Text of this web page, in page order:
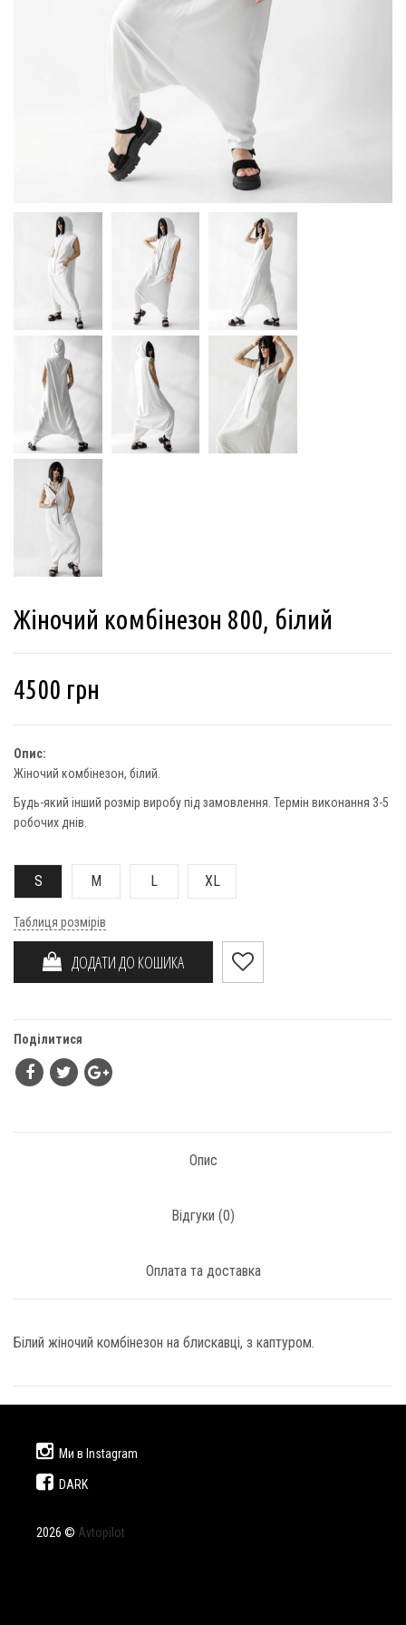
Жіночий комбінезон 800, білий
4500 грн
Опис:
Жіночий комбінезон, білий.
Будь-який інший розмір виробу під замовлення. Термін виконання 3-5
робочих днів.
S M L XL
Таблиця розмірів
ДОДАТИ ДО КОШИКА
Поділитися
Опис
Відгуки (0)
Оплата та доставка
Білий жіночий комбінезон на блискавці, з каптуром.
Ми в Instagram
DARK
2026 © Avtopilot